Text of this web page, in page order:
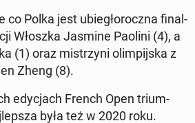
co Polka jest ubiegłorocz­na fi­nal­
Włoszka Jasmine Paolini (4), a
(1) oraz mis­trzyni olimpi­js­ka z
Zheng (8).
edy­c­jach French Open tri­um­
była też w 2020 roku.